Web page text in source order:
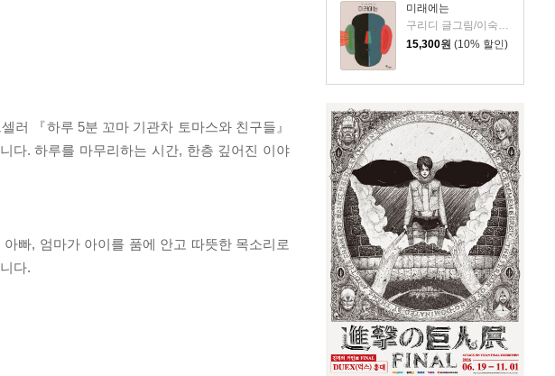
미래에는
구리디 글그림/이숙진 역
15,300원 (10% 할인)
러 『하루 5분 꼬마 기관차 토마스와 친구들』
다. 하루를 마무리하는 시간, 한층 깊어진 이야
빠, 엄마가 아이를 품에 안고 따뜻한 목소리로
다.